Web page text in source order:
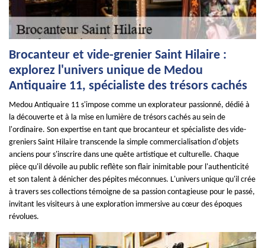
Brocanteur et vide-grenier Saint Hilaire :
explorez l'univers unique de Medou
Antiquaire 11, spécialiste des trésors cachés
Medou Antiquaire 11 s'impose comme un explorateur passionné, dédié à
la découverte et à la mise en lumière de trésors cachés au sein de
l'ordinaire. Son expertise en tant que brocanteur et spécialiste des vide-
greniers Saint Hilaire transcende la simple commercialisation d'objets
anciens pour s'inscrire dans une quête artistique et culturelle. Chaque
pièce qu'il dévoile au public reflète son flair inimitable pour l'authenticité
et son talent à dénicher des pépites méconnues. L'univers unique qu'il crée
à travers ses collections témoigne de sa passion contagieuse pour le passé,
invitant les visiteurs à une exploration immersive au cœur des époques
révolues.